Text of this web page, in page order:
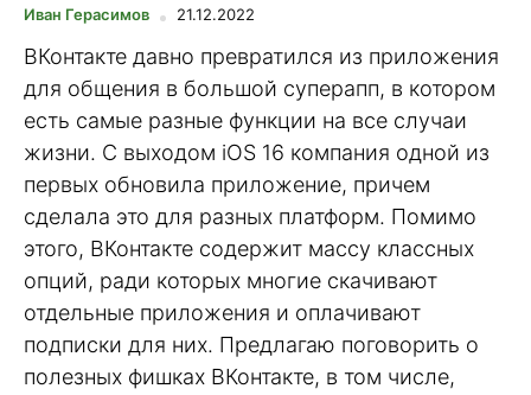
Иван Герасимов 21.12.2022
ВКонтакте давно превратился из приложения
для общения в большой суперапп, в котором
есть самые разные функции на все случаи
жизни. С выходом iOS 16 компания одной из
первых обновила приложение, причем
сделала это для разных платформ. Помимо
этого, ВКонтакте содержит массу классных
опций, ради которых многие скачивают
отдельные приложения и оплачивают
подписки для них. Предлагаю поговорить о
полезных фишках ВКонтакте, в том числе,